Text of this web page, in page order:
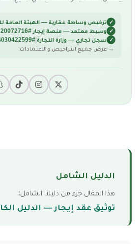
ترخيص وساطة عقارية — الهيئة العامة للعقار
وسيط معتمد — منصة إيجار #20072716
سجل تجاري — وزارة التجارة #4030422599
عرض جميع التراخيص والاعتمادات
الدليل الشامل
هذا المقال جزء من دليلنا الشامل:
توثيق عقد إيجار — الدليل